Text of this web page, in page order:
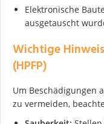
Elektronische
ausgetauscht
Wichtige
(HPFP)
Um Beschädigungen
zu vermeiden,